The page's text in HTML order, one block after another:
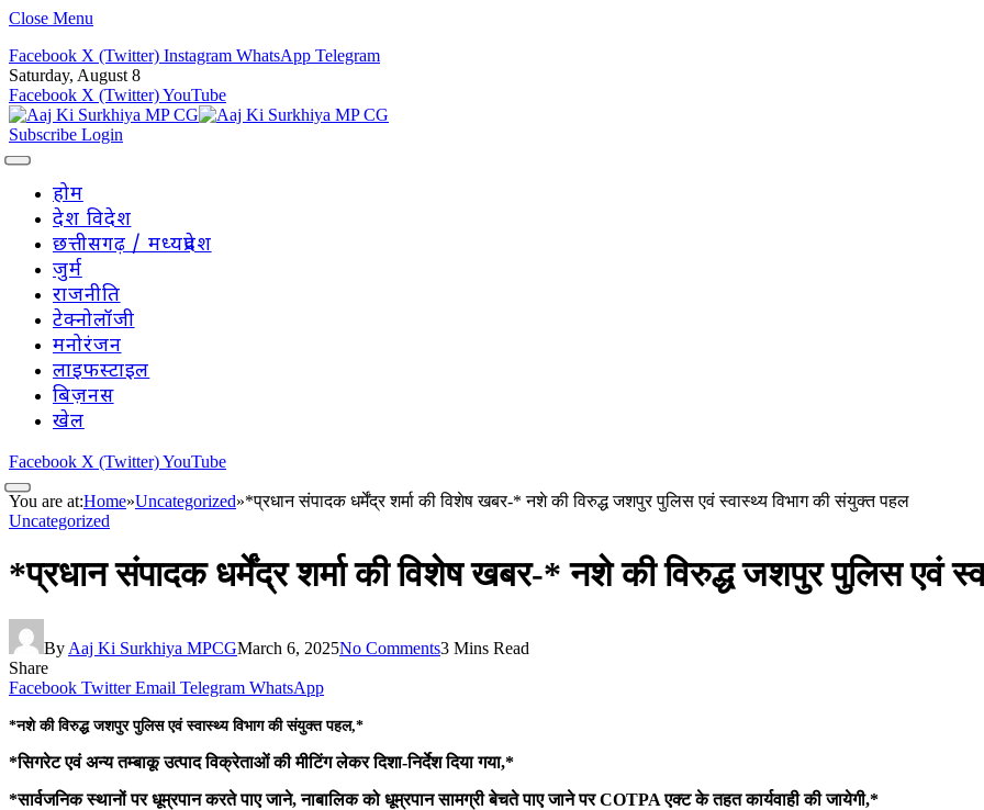
Close Menu
Facebook X (Twitter) Instagram WhatsApp Telegram
Saturday, August 8
Facebook X (Twitter)YouTube
Subscribe Login
होम
देश विदेश
छत्तीसगढ़ / मध्यप्रदेश
जुर्म
राजनीति
टेक्नोलॉजी
मनोरंजन
लाइफस्टाइल
बिज़नस
खेल
Facebook X (Twitter)YouTube
You are at:Home»Uncategorized»*प्रधान संपादक धर्मेंद्र शर्मा की विशेष खबर-* नशे की विरुद्ध जशपुर पुलिस एवं स्वास्थ्य विभाग की संयुक्त पहल
Uncategorized
*प्रधान संपादक धर्मेंद्र शर्मा की विशेष खबर-* नशे की विरुद्ध जशपुर पुलिस एवं
By Aaj Ki Surkhiya MPCGMarch 6, 2025No Comments3 Mins Read
Share
Facebook Twitter Email Telegram WhatsApp
*नशे की विरुद्ध जशपुर पुलिस एवं स्वास्थ्य विभाग की संयुक्त पहल,*
*सिगरेट एवं अन्य तम्बाकू उत्पाद विक्रेताओं की मीटिंग लेकर दिशा-निर्देश दिया गया,*
*सार्वजनिक स्थानों पर धूम्रपान करते पाए जाने, नाबालिक को धूम्रपान सामग्री बेचते पाए जाने पर COTPA एक्ट के तहत कार्यवाही की जायेगी,*